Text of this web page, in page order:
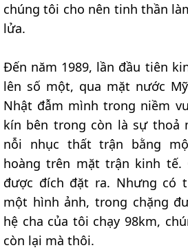
chúng tôi cho nên tinh thần
lửa.
Đến năm 1989, lần đầu tiên
lên số một, qua mặt nước
Nhật đẫm mình trong niềm
kín bên trong còn là sự thoả
nỗi nhục thất trận bằng
hoàng trên mặt trận kinh tế.
được đích đặt ra. Nhưng có
một hình ảnh, trong chặng
hệ cha của tôi chạy 98km,
còn lại mà thôi.